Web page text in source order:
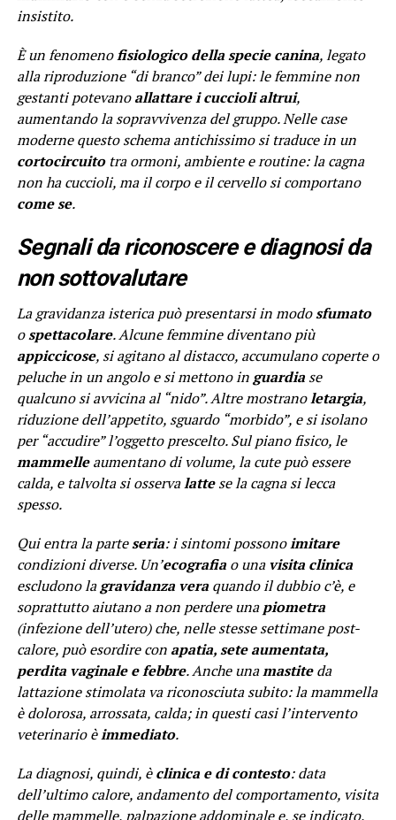
insistito.
È un fenomenofisiologico della specie canina, legato
alla riproduzione “di branco” dei lupi: le femmine non
gestanti potevanoallattare i cuccioli altrui,
aumentando la sopravvivenza del gruppo. Nelle case
moderne questo schema antichissimo si traduce in un
cortocircuitotra ormoni, ambiente e routine: la cagna
non ha cuccioli, ma il corpo e il cervello si comportano
come se.
Segnali da riconoscere e diagnosi da
non sottovalutare
La gravidanza isterica può presentarsi in modosfumato
ospettacolare. Alcune femmine diventano più
appiccicose, si agitano al distacco, accumulano coperte o
peluche in un angolo e si mettono in guardiase
qualcuno si avvicina al “nido”. Altre mostranoletargia,
riduzione dell’appetito, sguardo “morbido”, e si isolano
per “accudire” l’oggetto prescelto. Sul piano fisico, le
mammelleaumentano di volume, la cute può essere
calda, e talvolta si osservalattese la cagna si lecca
spesso.
Qui entra la parteseria: i sintomi possonoimitare
condizioni diverse. Un’ecografiao unavisita clinica
escludono lagravidanza veraquando il dubbio c’è, e
soprattutto aiutano a non perdere unapiometra
(infezione dell’utero) che, nelle stesse settimane post-
calore, può esordire con apatia, sete aumentata,
perdita vaginale e febbre. Anche unamastiteda
lattazione stimolata va riconosciuta subito: la mammella
è dolorosa, arrossata, calda; in questi casi l’intervento
veterinario èimmediato.
La diagnosi, quindi, èclinica e di contesto: data
dell’ultimo calore, andamento del comportamento, visita
delle mammelle, palpazione addominale e, se indicato,